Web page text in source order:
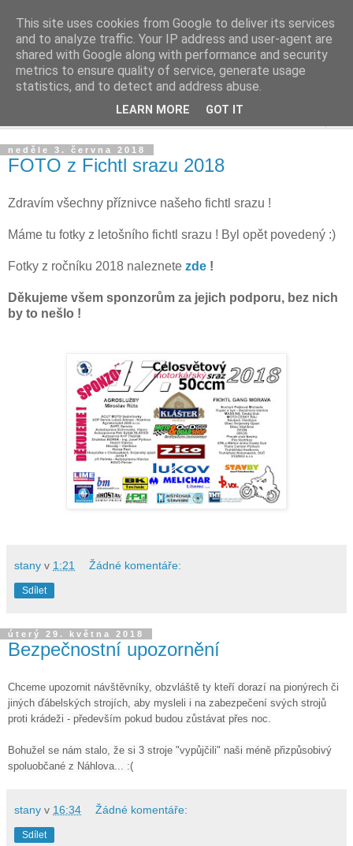
neděle 3. června 2018
FOTO z Fichtl srazu 2018
Zdravím všechny příznivce našeho fichtl srazu !
Máme tu fotky z letošního fichtl srazu ! Byl opět povedený :)
Fotky z ročníku 2018 naleznete zde !
Děkujeme všem sponzorům za jejich podporu, bez nich
by to nešlo !
stany v 1:21 Žádné komentáře:
Sdílet
úterý 29. května 2018
Bezpečnostní upozornění
Chceme upozornit návštěvníky, obzvláště ty kteří dorazí na pionýrech či
jiných ďábelských strojích, aby mysleli i na zabezpečení svých strojů
proti krádeži - především pokud budou zůstávat přes noc.
Bohužel se nám stalo, že si 3 stroje "vypůjčili" naši méně přizpůsobivý
spoluobčané z Náhlova... :(
stany v 16:34 Žádné komentáře:
Sdílet
This site uses cookies from Google to deliver its services
and to analyze traffic. Your IP address and user-agent are
shared with Google along with performance and security
metrics to ensure quality of service, generate usage
statistics, and to detect and address abuse.
LEARN MORE GOT IT